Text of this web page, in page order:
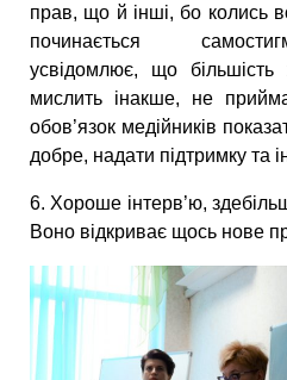
прав, що й інші, бо колись
починається
усвідомлює, що
мислить інакше, не
обов’язок медійників
добре, надати підтримку та
6. Хороше інтерв’ю,
Воно відкриває щось нове